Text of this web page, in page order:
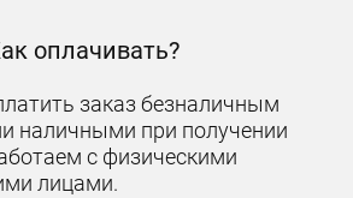
оплачивать?
заказ безналичным
наличными при получении
с физическими
лицами.